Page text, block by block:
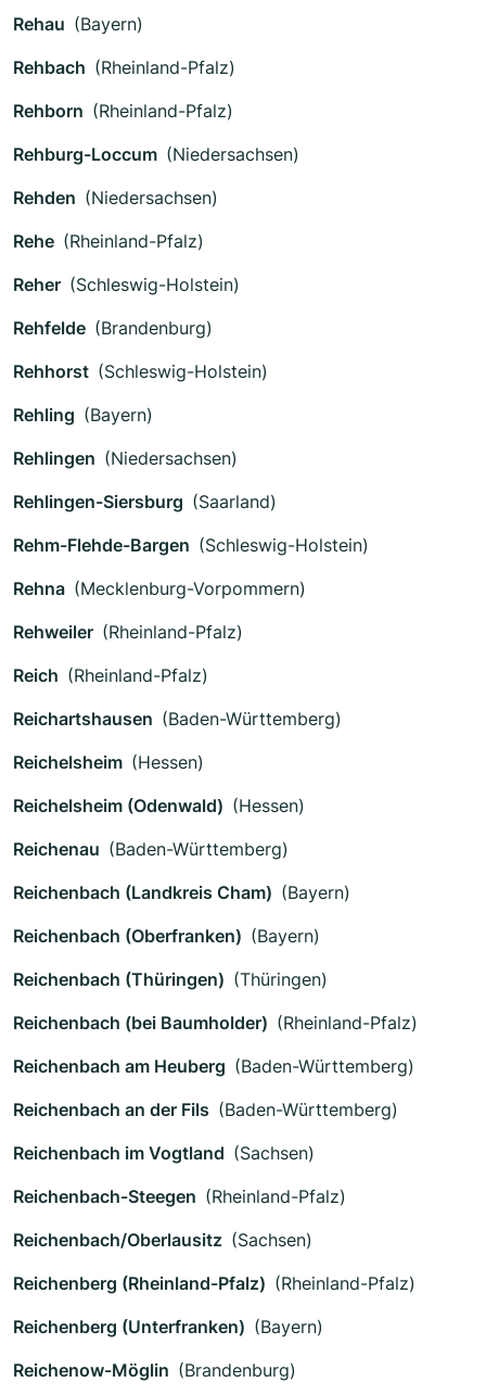
Rehau (Bayern)
Rehbach (Rheinland-Pfalz)
Rehborn (Rheinland-Pfalz)
Rehburg-Loccum (Niedersachsen)
Rehden (Niedersachsen)
Rehe (Rheinland-Pfalz)
Reher (Schleswig-Holstein)
Rehfelde (Brandenburg)
Rehhorst (Schleswig-Holstein)
Rehling (Bayern)
Rehlingen (Niedersachsen)
Rehlingen-Siersburg (Saarland)
Rehm-Flehde-Bargen (Schleswig-Holstein)
Rehna (Mecklenburg-Vorpommern)
Rehweiler (Rheinland-Pfalz)
Reich (Rheinland-Pfalz)
Reichartshausen (Baden-Württemberg)
Reichelsheim (Hessen)
Reichelsheim (Odenwald) (Hessen)
Reichenau (Baden-Württemberg)
Reichenbach (Landkreis Cham) (Bayern)
Reichenbach (Oberfranken) (Bayern)
Reichenbach (Thüringen) (Thüringen)
Reichenbach (bei Baumholder) (Rheinland-Pfalz)
Reichenbach am Heuberg (Baden-Württemberg)
Reichenbach an der Fils (Baden-Württemberg)
Reichenbach im Vogtland (Sachsen)
Reichenbach-Steegen (Rheinland-Pfalz)
Reichenbach/Oberlausitz (Sachsen)
Reichenberg (Rheinland-Pfalz) (Rheinland-Pfalz)
Reichenberg (Unterfranken) (Bayern)
Reichenow-Möglin (Brandenburg)